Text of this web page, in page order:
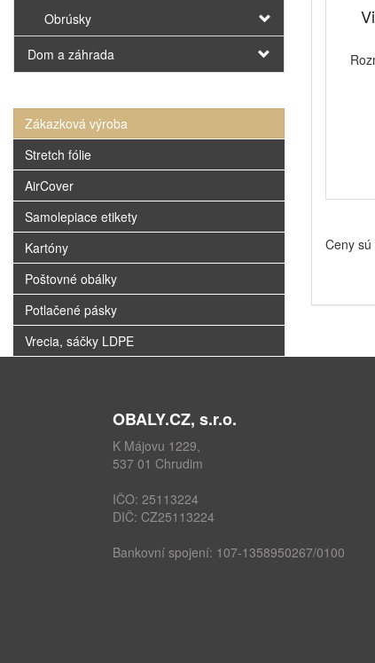
Obrúsky
Dom a záhrada
Zákazková výroba
Stretch fólie
AirCover
Samolepiace etikety
Kartóny
Poštovné obálky
Potlačené pásky
Vrecia, sáčky LDPE
Ceny sú
OBALY.CZ, s.r.o.
K Májovu 1229,
537 01 Chrudim
IČO: 25113224
DIČ: CZ25113224
Bankovní spojení: 107-1358950267/0100